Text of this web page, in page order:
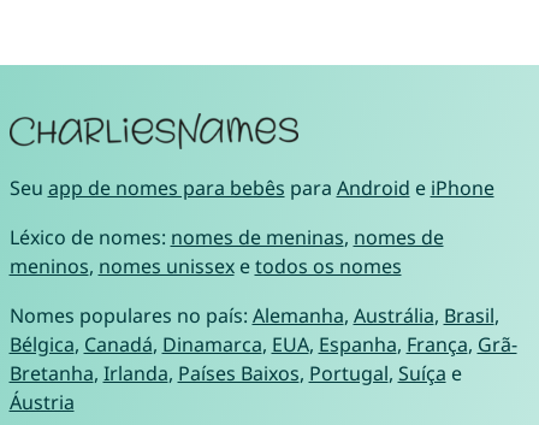
Seu app de nomes para bebês para Android e iPhone
Léxico de nomes: nomes de meninas, nomes de
meninos, nomes unissexetodos os nomes
Nomes populares no país: Alemanha, Austrália, Brasil,
Bélgica, Canadá, Dinamarca, EUA, Espanha, França, Grã-
Bretanha, Irlanda, Países Baixos, Portugal, Suíça e
Áustria